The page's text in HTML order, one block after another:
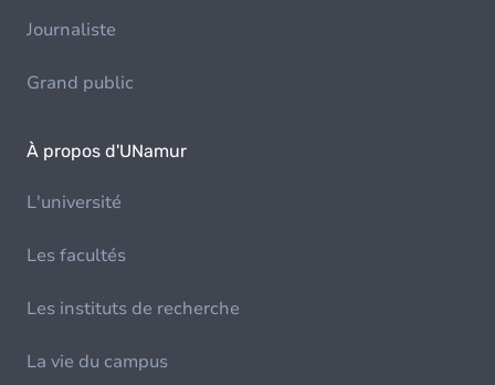
Journaliste
Grand public
À propos d'UNamur
L'université
Les facultés
Les instituts de recherche
La vie du campus